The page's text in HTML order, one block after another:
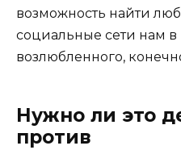
возможность найти
социальные сети нам
возлюбленного,
Нужно ли это
против